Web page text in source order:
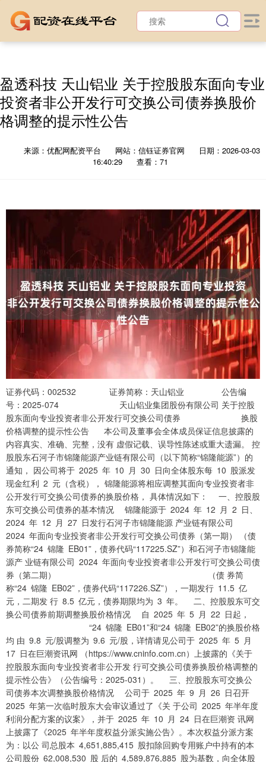
盈透科技 天山铝业 关于控股股东面向专业
投资者非公开发行可交换公司债券换股价
格调整的提示性公告
来源：优配网配资平台 网站：信钰证券官网
日期：2026-03-03
16:40:29
查看：71
证券代码：002532 证券简称：天山铝业 公告编
号：2025-074 天山铝业集团股份有限公司 关于控股
股东面向专业投资者非公开发行可交换公司债券 换股
价格调整的提示性公告 本公司及董事会全体成员保证信息披露的
内容真实、准确、完整，没有 虚假记载、误导性陈述或重大遗漏。 控
股股东石河子市锦隆能源产业链有限公司（以下简称“锦隆能源”）的
通知， 因公司将于 2025 年 10 月 30 日向全体股东每 10 股派发
现金红利 2 元（含税）， 锦隆能源将相应调整其面向专业投资者非
公开发行可交换公司债券的换股价格， 具体情况如下： 一、控股股
东可交换公司债券的基本情况 锦隆能源于 2024 年 12 月 2 日、
2024 年 12 月 27 日发行石河子市锦隆能源 产业链有限公司
2024 年面向专业投资者非公开发行可交换公司债券（第一期） （债
券简称“24 锦隆 EB01”，债券代码“117225.SZ”）和石河子市锦隆能
源产 业链有限公司 2024 年面向专业投资者非公开发行可交换公司债
券（第二期） （债 券简
称“24 锦隆 EB02”，债券代码“117226.SZ”），一期发行 11.5 亿
元，二期发 行 8.5 亿元，债券期限均为 3 年。 二、控股股东可交
换公司债券前期调整换股价格情况 自 2025 年 5 月 22 日起，
“24 锦隆 EB01”和“24 锦隆 EB02”的换股价格
均 由 9.8 元/股调整为 9.6 元/股，详情请见公司于 2025 年 5 月
17 日在巨潮资讯网 （https://www.cninfo.com.cn）上披露的《关于
控股股东面向专业投资者非公开发 行可交换公司债券换股价格调整的
提示性公告》（公告编号：2025-031）。 三、控股股东可交换公
司债券本次调整换股价格情况 公司于 2025 年 9 月 26 日召开
2025 年第一次临时股东大会审议通过了《关 于公司 2025 年半年度
利润分配方案的议案》，并于 2025 年 10 月 24 日在巨潮资 讯网
上披露了《2025 年半年度权益分派实施公告》。本次权益分派方案
为：以公 司总股本 4,651,885,415 股扣除回购专用账户中持有的本
公司股份 62,008,530 股 后的 4,589,876,885 股为基数，向全体股